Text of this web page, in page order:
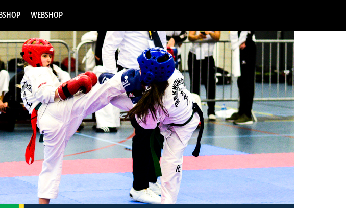
WEBSHOP